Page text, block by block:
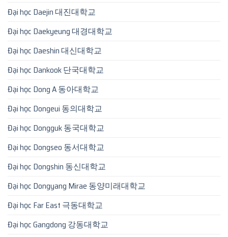
Đại học Daejin 대진대학교
Đại học Daekyeung 대경대학교
Đại học Daeshin 대신대학교
Đại học Dankook 단국대학교
Đại học Dong A 동아대학교
Đại học Dongeui 동의대학교
Đại học Dongguk 동국대학교
Đại học Dongseo 동서대학교
Đại học Dongshin 동신대학교
Đại học Dongyang Mirae 동양미래대학교
Đại học Far East 극동대학교
Đại học Gangdong 강동대학교